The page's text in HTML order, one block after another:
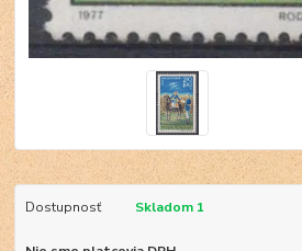
Dostupnosť Skladom 1